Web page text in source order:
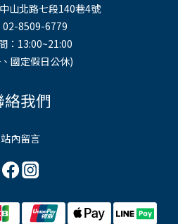
山北路七段140巷4號
02-8509-6779
：13:00~21:00
國定假日公休)
絡我們
站內留言